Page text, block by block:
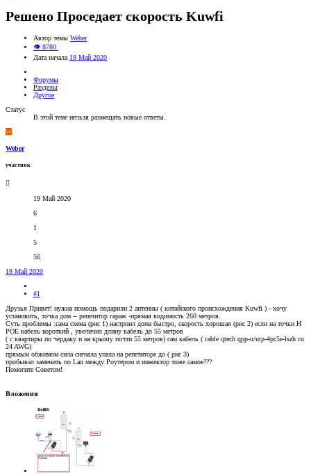
Решено Проседает скорость Kuwfi
Автор темы Weber
👁 8780
Дата начала 19 Май 2020
Форумы
Разделы
Другое
Статус
В этой теме нельзя размещать новые ответы.
W
Weber
участник
19 Май 2020
6
1
5
56
19 Май 2020
#1
Друзья Привет! нужна помощь подарили 2 антенны ( китайского происхождения Kuwfi ) - хочу
установить, точка дом -- репетитор гараж -прямая видимость 260 метров.
Суть проблемы :сама схема (рис 1) настроил дома быстро, скорость хорошая (рис 2) если на точки Н
POE кабель короткий , увеличил длину кабель до 55 метров
( с квартиры по чердаку и на крышу почти 55 метров) сам кабель ( cable qtech qpp-u/utp-4pc5e-lszh сu
24 AWG)
прямым обжимом сила сигнала упала на репетиторе до ( рис 3)
пробывал заменить по Lan между Роутером и инжектор тоже самое???
Помогите Советом!
Вложения